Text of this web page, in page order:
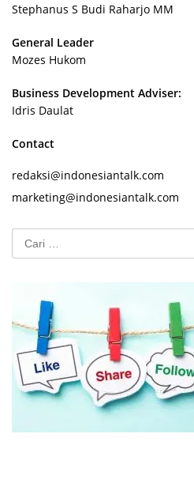
Stephanus S Budi Raharjo MM
General Leader
Mozes Hukom
Business Development Adviser:
Idris Daulat
Contact
redaksi@indonesiantalk.com
marketing@indonesiantalk.com
Cari
untuk: